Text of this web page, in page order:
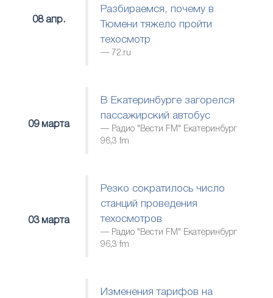
08 апр.
Разбираемся, почему в
Тюмени тяжело пройти
техосмотр
72.ru
09 марта
В Екатеринбурге загорелся
пассажирский автобус
Радио "Вести FM" Екатеринбург
96,3 fm
03 марта
Резко сократилось число
станций проведения
техосмотров
Радио "Вести FM" Екатеринбург
96,3 fm
Изменения тарифов на